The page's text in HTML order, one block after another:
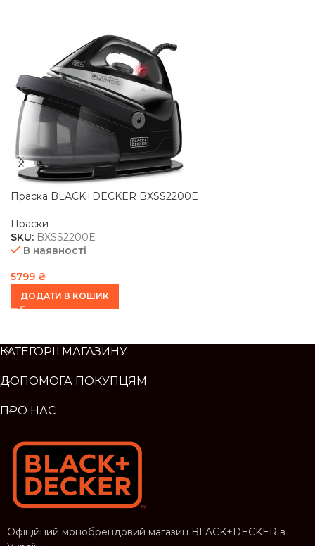
Праска BLACK+DECKER BXSS2200E
Праски
SKU: BXSS2200E
В наявності
5799 ₴
ДОДАТИ В КОШИК
КАТЕГОРІЇ МАГАЗИНУ
ДОПОМОГА ПОКУПЦЯМ
ПРО НАС
Офіційний монобрендовий магазин BLACK+DECKER в